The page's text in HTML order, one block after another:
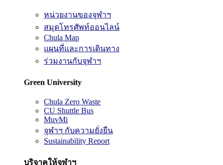
หน่วยงานของจุฬาฯ
สมุดโทรศัพท์ออนไลน์
Chula Map
แผนที่และการเดินทาง
ร่วมงานกับจุฬาฯ
Green University
Chula Zero Waste
CU Shuttle Bus
MuvMi
จุฬาฯ กับความยั่งยืน
Sustainability Report
บริจาคให้จุฬาฯ